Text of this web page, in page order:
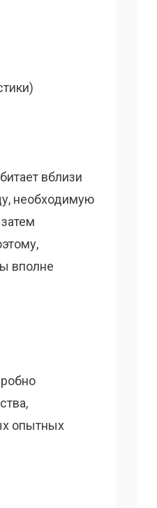
вблизи
необходимую
вполне
опытных